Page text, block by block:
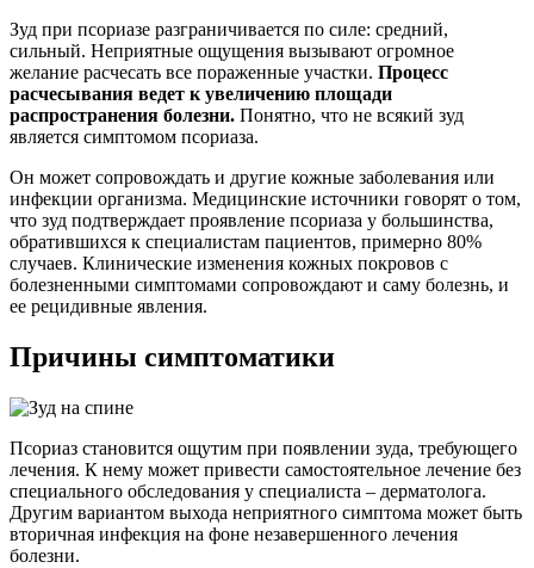
Зуд при псориазе разграничивается по силе: средний,
сильный. Неприятные ощущения вызывают огромное
желание расчесать все пораженные участки. Процесс
расчесывания ведет к увеличению площади
распространения болезни. Понятно, что не всякий зуд
является симптомом псориаза.
Он может сопровождать и другие кожные заболевания или
инфекции организма. Медицинские источники говорят о том,
что зуд подтверждает проявление псориаза у большинства,
обратившихся к специалистам пациентов, примерно 80%
случаев. Клинические изменения кожных покровов с
болезненными симптомами сопровождают и саму болезнь, и
ее рецидивные явления.
Причины симптоматики
Псориаз становится ощутим при появлении зуда, требующего
лечения. К нему может привести самостоятельное лечение без
специального обследования у специалиста – дерматолога.
Другим вариантом выхода неприятного симптома может быть
вторичная инфекция на фоне незавершенного лечения
болезни.